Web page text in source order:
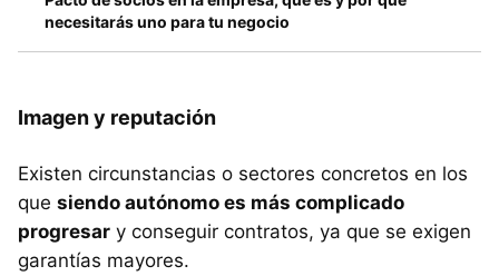
necesitarás uno para tu negocio
Imagen y reputación
Existen circunstancias o sectores concretos en los
que siendo autónomo es más complicado
progresar y conseguir contratos, ya que se exigen
garantías mayores.